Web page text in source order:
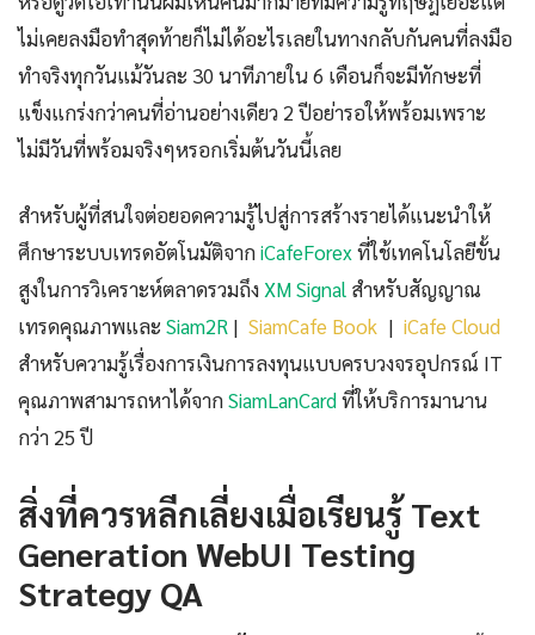
ไม่เคยลงมือทำสุดท้ายก็ไม่ได้อะไรเลยในทางกลับกันคนที่ลงมือ
ทำจริงทุกวันแม้วันละ 30 นาทีภายใน 6 เดือนก็จะมีทักษะที่
แข็งแกร่งกว่าคนที่อ่านอย่างเดียว 2 ปีอย่ารอให้พร้อมเพราะ
ไม่มีวันที่พร้อมจริงๆหรอกเริ่มต้นวันนี้เลย
สำหรับผู้ที่สนใจต่อยอดความรู้ไปสู่การสร้างรายได้แนะนำให้
ศึกษาระบบเทรดอัตโนมัติจากiCafeForex ที่ใช้เทคโนโลยีขั้น
สูงในการวิเคราะห์ตลาดรวมถึง XM Signal สำหรับสัญญาณ
เทรดคุณภาพและ Siam2R | SiamCafe Book | iCafe Cloud
สำหรับความรู้เรื่องการเงินการลงทุนแบบครบวงจรอุปกรณ์ IT
คุณภาพสามารถหาได้จากSiamLanCardที่ให้บริการมานาน
กว่า 25 ปี
สิ่งที่ควรหลีกเลี่ยงเมื่อเรียนรู้ Text
Generation WebUI Testing
Strategy QA